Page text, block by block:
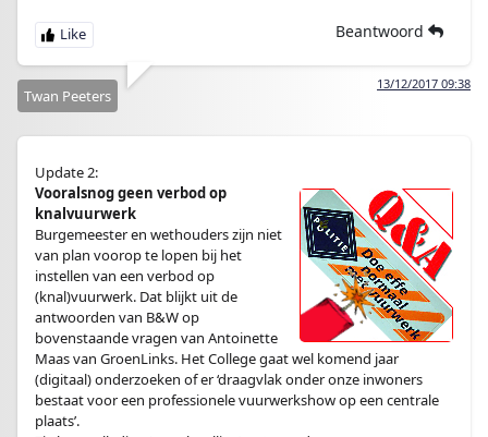
Beantwoord
13/12/2017 09:38
Twan Peeters
Update 2:
Vooralsnog geen verbod op
knalvuurwerk
Burgemeester en wethouders zijn niet
van plan voorop te lopen bij het
instellen van een verbod op
(knal)vuurwerk. Dat blijkt uit de
antwoorden van B&W op
bovenstaande vragen van Antoinette
Maas van GroenLinks. Het College gaat wel komend jaar
(digitaal) onderzoeken of er ‘draagvlak onder onze inwoners
bestaat voor een professionele vuurwerkshow op een centrale
plaats’.